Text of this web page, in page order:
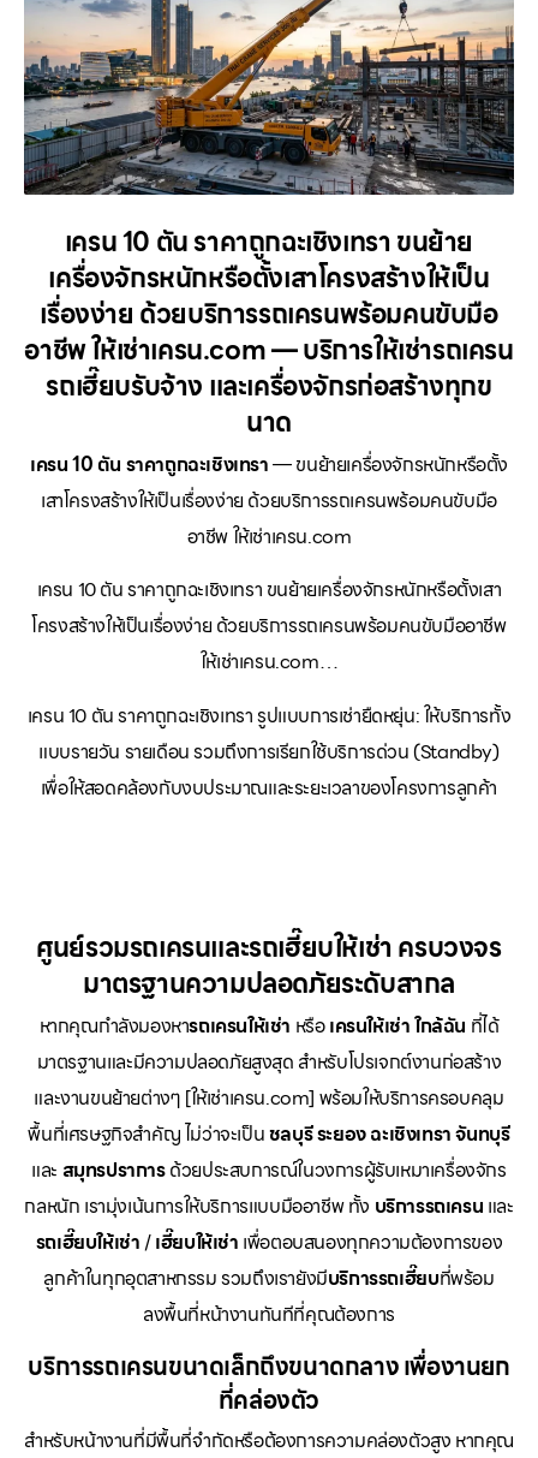
เครน 10 ตัน ราคาถูกฉะเชิงเทรา ขนย้าย
เครื่องจักรหนักหรือตั้งเสาโครงสร้างให้เป็น
เรื่องง่าย ด้วยบริการรถเครนพร้อมคนขับมือ
อาชีพ ให้เช่าเครน.com — บริการให้เช่ารถเครน
รถเฮี๊ยบรับจ้าง และเครื่องจักรก่อสร้างทุกข
นาด
เครน 10 ตัน ราคาถูกฉะเชิงเทรา— ขนย้ายเครื่องจักรหนักหรือตั้ง
เสาโครงสร้างให้เป็นเรื่องง่าย ด้วยบริการรถเครนพร้อมคนขับมือ
อาชีพ ให้เช่าเครน.com
เครน 10 ตัน ราคาถูกฉะเชิงเทรา ขนย้ายเครื่องจักรหนักหรือตั้งเสา
โครงสร้างให้เป็นเรื่องง่าย ด้วยบริการรถเครนพร้อมคนขับมืออาชีพ
ให้เช่าเครน.com…
เครน 10 ตัน ราคาถูกฉะเชิงเทรา รูปแบบการเช่ายืดหยุ่น: ให้บริการทั้ง
แบบรายวัน รายเดือน รวมถึงการเรียกใช้บริการด่วน (Standby)
เพื่อให้สอดคล้องกับงบประมาณและระยะเวลาของโครงการลูกค้า
ศูนย์รวมรถเครนและรถเฮี๊ยบให้เช่า ครบวงจร
มาตรฐานความปลอดภัยระดับสากล
หากคุณกำลังมองหารถเครนให้เช่า หรือเครนให้เช่าใกล้ฉัน ที่ได้
มาตรฐานและมีความปลอดภัยสูงสุด สำหรับโปรเจกต์งานก่อสร้าง
และงานขนย้ายต่างๆ [ให้เช่าเครน.com] พร้อมให้บริการครอบคลุม
พื้นที่เศรษฐกิจสำคัญ ไม่ว่าจะเป็นชลบุรี ระยอง ฉะเชิงเทรา จันทบุรี
และ สมุทรปราการด้วยประสบการณ์ในวงการผู้รับเหมาเครื่องจักร
กลหนัก เรามุ่งเน้นการให้บริการแบบมืออาชีพ ทั้ง บริการรถเครน และ
รถเฮี๊ยบให้เช่า/เฮี๊ยบให้เช่า เพื่อตอบสนองทุกความต้องการของ
ลูกค้าในทุกอุตสาหกรรม รวมถึงเรายังมีบริการรถเฮี๊ยบที่พร้อม
ลงพื้นที่หน้างานทันทีที่คุณต้องการ
บริการรถเครนขนาดเล็กถึงขนาดกลาง เพื่องานยก
ที่คล่องตัว
สำหรับหน้างานที่มีพื้นที่จำกัดหรือต้องการความคล่องตัวสูง หากคุณ